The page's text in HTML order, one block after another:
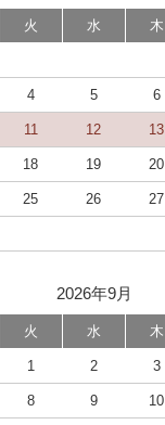
火 水 木
4 5 6
11 12 13
18 19 20
25 26 27
2026年9月
火 水 木
1 2 3
8 9 10